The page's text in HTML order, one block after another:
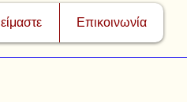
Επικοινωνία